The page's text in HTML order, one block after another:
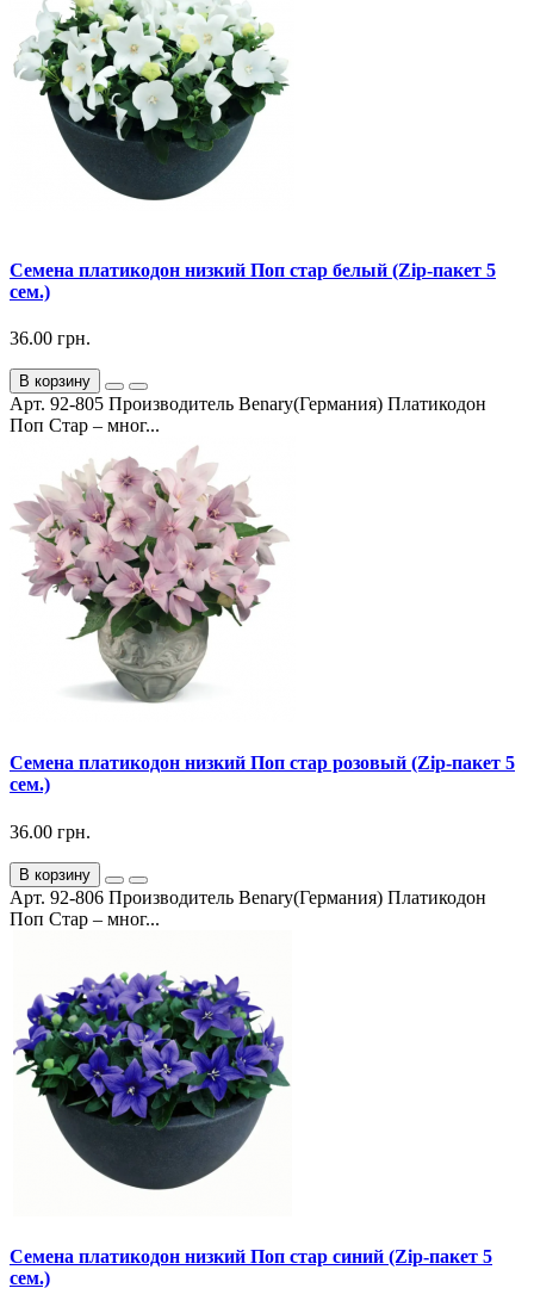
Семена платикодон низкий Поп стар белый (Zip-пакет 5
сем.)
36.00 грн.
В корзину
Арт. 92-805 Производитель Benary(Германия) Платикодон
Поп Стар – мног...
Семена платикодон низкий Поп стар розовый (Zip-пакет 5
сем.)
36.00 грн.
В корзину
Арт. 92-806 Производитель Benary(Германия) Платикодон
Поп Стар – мног...
Семена платикодон низкий Поп стар синий (Zip-пакет 5
сем.)